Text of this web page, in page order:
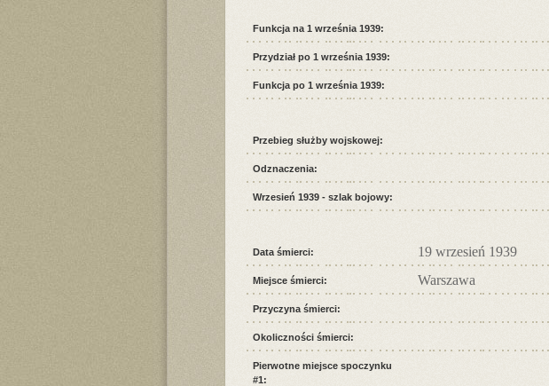
Funkcja na 1 września 1939:
Przydział po 1 września 1939:
Funkcja po 1 września 1939:
Przebieg służby wojskowej:
Odznaczenia:
Wrzesień 1939 - szlak bojowy:
Data śmierci: 19 wrzesień 1939
Miejsce śmierci: Warszawa
Przyczyna śmierci:
Okoliczności śmierci:
Pierwotne miejsce spoczynku
#1: